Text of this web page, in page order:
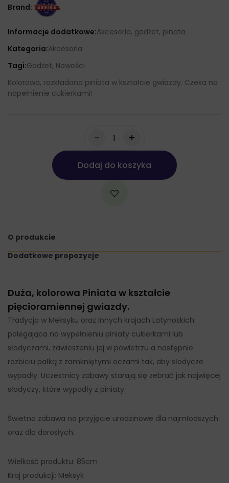
Brand:
Informacje dodatkowe:Akcesoria, gadżet, pinata
Kategoria:Akcesoria
Tagi:Gadżet, Nowości
Kolorowa, rozkładana piniata w kształcie gwiazdy. Czeka na
napełnienie cukierkami!
- +
Dodaj do koszyka
O produkcie
Dodatkowe propozycje
Duża, kolorowa Piniata w kształcie
pięcioramiennej gwiazdy.
Tradycja w Meksyku oraz innych krajach Latynoskich
polegająca na wypełnieniu piniaty cukierkami lub
słodyczami, zawieszeniu jej w powietrzu a następnie
rozbiciu pałką z zamkniętymi oczami tak, aby słodycze
wypadły. Uczestnicy zabawy starają się zebrać jak najwięcej
słodyczy, które wypadły z piniaty.
Świetna zabawa na przyjęcie urodzinowe dla najmłodszych
oraz dla dorosłych.
Wielkość produktu: 85cm
Kraj produkcji: Meksyk